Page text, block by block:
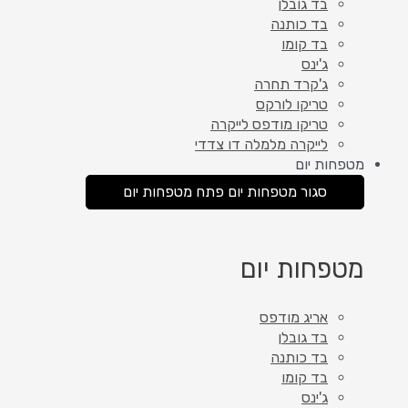
בד גובלן
בד כותנה
בד קומו
ג'ינס
ג'קרד תחרה
טריקו לורקס
טריקו מודפס לייקרה
לייקרה מלמלה דו צדדי
מטפחות יום
סגור מטפחות יום פתח מטפחות יום
מטפחות יום
אריג מודפס
בד גובלן
בד כותנה
בד קומו
ג'ינס